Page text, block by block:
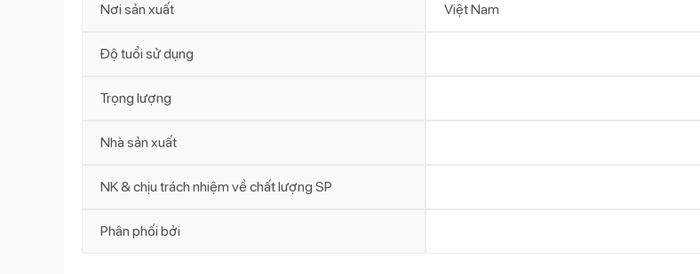
Nơi sản xuất Việt Nam
Độ tuổi sử dụng
Trọng lượng
Nhà sản xuất
NK & chịu trách nhiệm về chất lượng SP
Phân phối bởi